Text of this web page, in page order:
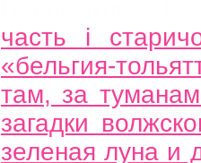
часть i
«бельгия-
там, за
загадки
зеленая луна и